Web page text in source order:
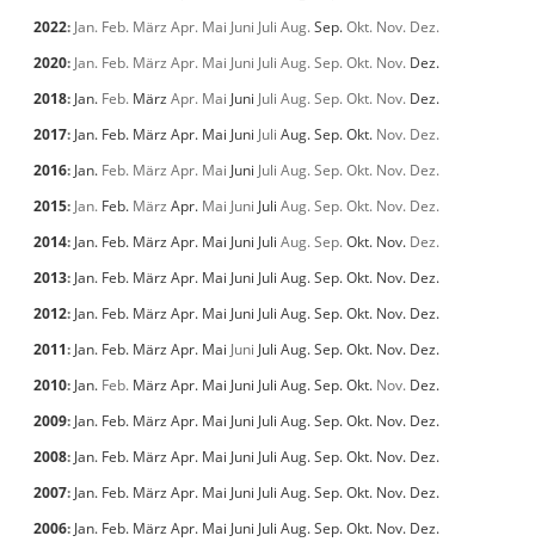
2022: Jan. Feb. März Apr. Mai Juni Juli Aug.Sep.Okt. Nov. Dez.
2020: Jan. Feb. März Apr. Mai Juni Juli Aug.Sep.Okt. Nov. Dez.
2018: Jan. Feb. März Apr. Mai Juni Juli Aug.Sep.Okt. Nov. Dez.
2017: Jan. Feb. März Apr. Mai Juni Juli Aug.Sep.Okt. Nov. Dez.
2016: Jan. Feb. März Apr. Mai Juni Juli Aug.Sep.Okt. Nov. Dez.
2015: Jan. Feb. März Apr. Mai Juni Juli Aug.Sep.Okt. Nov. Dez.
2014: Jan. Feb. März Apr. Mai Juni Juli Aug.Sep.Okt. Nov. Dez.
2013: Jan. Feb. März Apr. Mai Juni Juli Aug.Sep.Okt. Nov. Dez.
2012: Jan. Feb. März Apr. Mai Juni Juli Aug.Sep.Okt. Nov. Dez.
2011: Jan. Feb. März Apr. Mai Juni Juli Aug.Sep.Okt. Nov. Dez.
2010: Jan. Feb. März Apr. Mai Juni Juli Aug.Sep.Okt. Nov. Dez.
2009: Jan. Feb. März Apr. Mai Juni Juli Aug.Sep.Okt. Nov. Dez.
2008: Jan. Feb. März Apr. Mai Juni Juli Aug.Sep.Okt. Nov. Dez.
2007: Jan. Feb. März Apr. Mai Juni Juli Aug.Sep.Okt. Nov. Dez.
2006: Jan. Feb. März Apr. Mai Juni Juli Aug.Sep.Okt. Nov. Dez.